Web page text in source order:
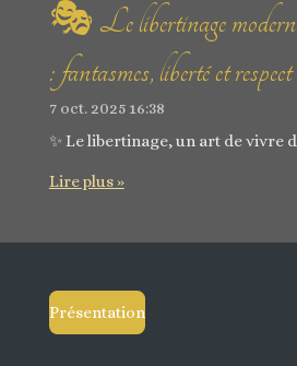
🎭 Le libertinage
: fantasmes, liberté et respect
7 oct. 2025 16:38
✨ Le libertinage, un art de vivre
Lire plus »
Présentation